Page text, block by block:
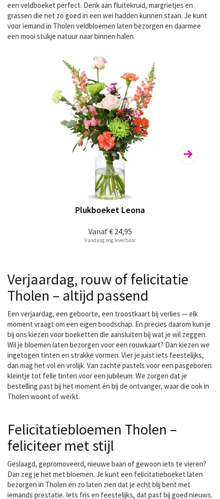
een veldboeket perfect. Denk aan fluitekruid, margrietjes en
grassen die net zo goed in een wei hadden kunnen staan. Je kunt
voor iemand in Tholen veldbloemen laten bezorgen en daarmee
een mooi stukje natuur naar binnen halen.
Vanaf€ 24,95
Plukboeket Leona
Vandaag nog leverbaar
Verjaardag, rouw of felicitatie
Tholen – altijd passend
Een verjaardag, een geboorte, een troostkaart bij verlies — elk
moment vraagt om een eigen boodschap. En precies daarom kun je
bij ons kiezen voor boeketten die aansluiten bij wat je wil zeggen.
Wil je bloemen laten bezorgen voor een rouwkaart? Dan kiezen we
ingetogen tinten en strakke vormen. Vier je juist iets feestelijks,
dan mag het vol en vrolijk. Van zachte pastels voor een pasgeboren
kleintje tot felle tinten voor een jubileum. We zorgen dat je
bestelling past bij het moment én bij de ontvanger, waar die ook in
Tholen woont of werkt.
Felicitatiebloemen Tholen –
feliciteer met stijl
Geslaagd, gepromoveerd, nieuwe baan of gewoon iets te vieren?
Dan zeg je het met bloemen. Je kunt een felicitatieboeket laten
bezorgen in Tholen en zo laten zien dat je echt blij bent met
iemands prestatie. Iets fris en feestelijks, dat past bij goed nieuws.